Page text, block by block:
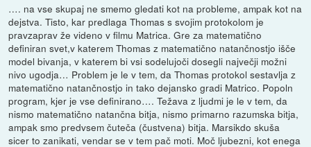
…. na vse skupaj ne smemo gledati kot na probleme, ampak kot na
dejstva. Tisto, kar predlaga Thomas s svojim protokolom je
pravzaprav že videno v filmu Matrica. Gre za matematično
definiran svet,v katerem Thomas z matematično natančnostjo išče
model bivanja, v katerem bi vsi sodelujoči dosegli največji možni
nivo ugodja… Problem je le v tem, da Thomas protokol sestavlja z
matematično natančnostjo in tako dejansko gradi Matrico. Popoln
program, kjer je vse definirano…. Težava z ljudmi je le v tem, da
nismo matematično natančna bitja, nismo primarno razumska bitja,
ampak smo predvsem čuteča (čustvena) bitja. Marsikdo skuša
sicer to zanikati, vendar se v tem pač moti. Moč ljubezni, kot enega